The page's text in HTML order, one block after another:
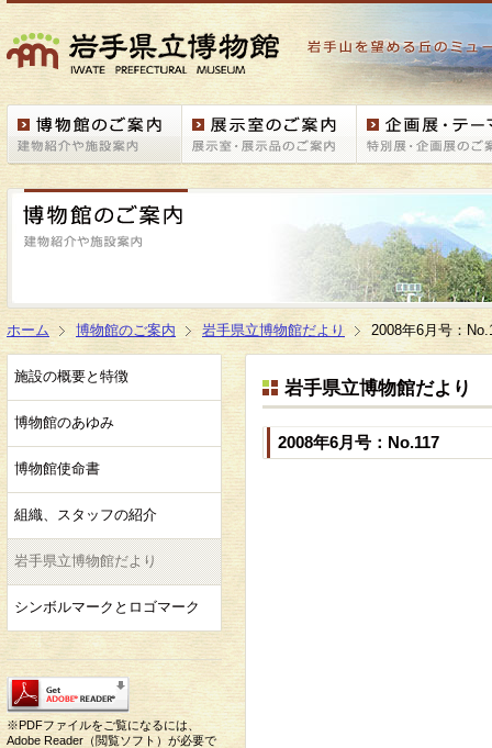
ホーム 博物館のご案内 岩手県立博物館だより 2008年6月号：
施設の概要と特徴
博物館のあゆみ
博物館使命書
組織、スタッフの紹介
岩手県立博物館だより
シンボルマークとロゴマーク
※PDFファイルをご覧になるには、
Adobe Reader（閲覧ソフト）が必要で
岩手県立博物館だより
2008年6月号：No.117